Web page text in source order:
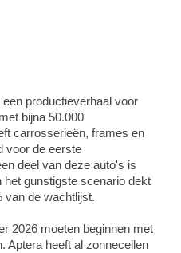
productieverhaal voor
bijna 50.000
carrosserieën, frames en
voor de eerste
deel van deze auto's is
gunstigste scenario dekt
van de wachtlijst.
2026 moeten beginnen met
Aptera heeft al zonnecellen